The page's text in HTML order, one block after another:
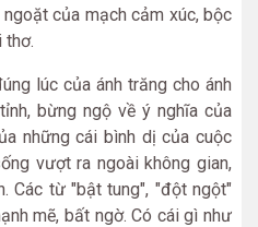
của mạch cảm xúc, bộc
thơ.
lúc của ánh trăng cho ánh
bừng ngộ về ý nghĩa của
những cái bình dị của cuộc
vượt ra ngoài không gian,
Các từ "bật tung", "đột ngột"
mẽ, bất ngờ. Có cái gì như